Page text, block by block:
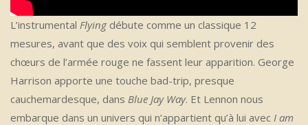
L’instrumental Flying débute comme un classique 12
mesures, avant que des voix qui semblent provenir des
chœurs de l’armée rouge ne fassent leur apparition. George
Harrison apporte une touche bad-trip, presque
cauchemardesque, dans Blue Jay Way. Et Lennon nous
embarque dans un univers qui n’appartient qu’à lui avec I am